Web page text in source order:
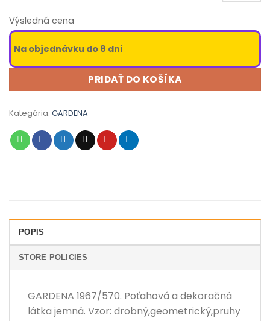
Výsledná cena
Na objednávku do 8 dní
PRIDAŤ DO KOŠÍKA
Kategória: GARDENA
POPIS
STORE POLICIES
GARDENA 1967/570. Poťahová a dekoračná
látka jemná. Vzor: drobný,geometrický,pruhy